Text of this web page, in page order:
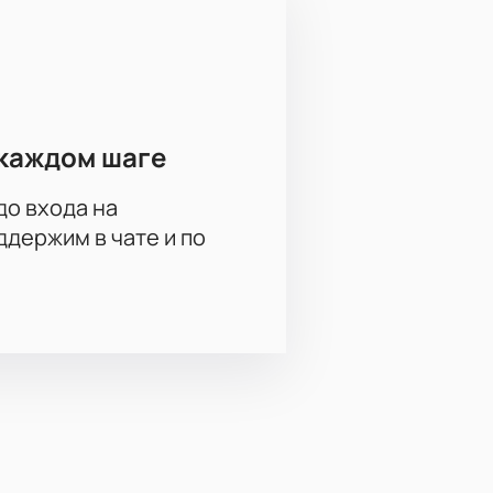
указана прямо на сайте.
спортивного события,
идет матч.
шаге
входа на
в чате и по